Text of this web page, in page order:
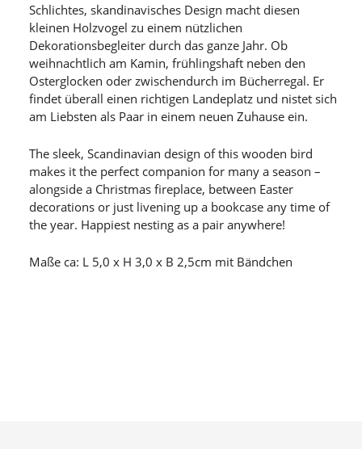
Schlichtes, skandinavisches Design macht diesen
kleinen Holzvogel zu einem nützlichen
Dekorationsbegleiter durch das ganze Jahr. Ob
weihnachtlich am Kamin, frühlingshaft neben den
Osterglocken oder zwischendurch im Bücherregal. Er
findet überall einen richtigen Landeplatz und nistet sich
am Liebsten als Paar in einem neuen Zuhause ein.
The sleek, Scandinavian design of this wooden bird
makes it the perfect companion for many a season –
alongside a Christmas fireplace, between Easter
decorations or just livening up a bookcase any time of
the year. Happiest nesting as a pair anywhere!
Maße ca: L 5,0 x H 3,0 x B 2,5cm mit Bändchen